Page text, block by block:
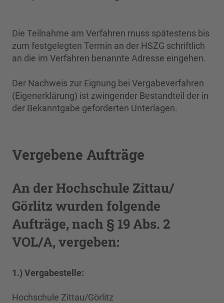
Die Teilnahme am Verfahren muss spätestens bis
zum festgelegten Termin an der HSZG schriftlich
an die im Verfahren benannte Adresse eingehen.
Der Nachweis zur Eignung bei Vergabeverfahren
(Eigenerklärung) ist zwingender Bestandteil der in
der Bekanntgabe geforderten Unterlagen.
Vergebene Aufträge
An der Hochschule Zittau/
Görlitz wurden folgende
Aufträge, nach § 19 Abs. 2
VOL/A, vergeben:
1.) Vergabestelle:
Hochschule Zittau/Görlitz